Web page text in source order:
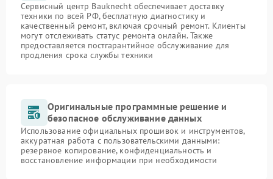
Сервисный центр Bauknecht обеспечивает доставку
техники по всей РФ, бесплатную диагностику и
качественный ремонт, включая срочный ремонт. Клиенты
могут отслеживать статус ремонта онлайн. Также
предоставляется постгарантийное обслуживание для
продления срока службы техники
Оригинальные программные решение и
безопасное обслуживание данных
Использование официальных прошивок и инструментов,
аккуратная работа с пользовательскими данными:
резервное копирование, конфиденциальность и
восстановление информации при необходимости